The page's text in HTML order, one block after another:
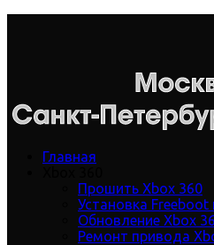
Главная
Прошить Xbox 360
Установка Freeboot
Обновление Xbox
Ремонт привода